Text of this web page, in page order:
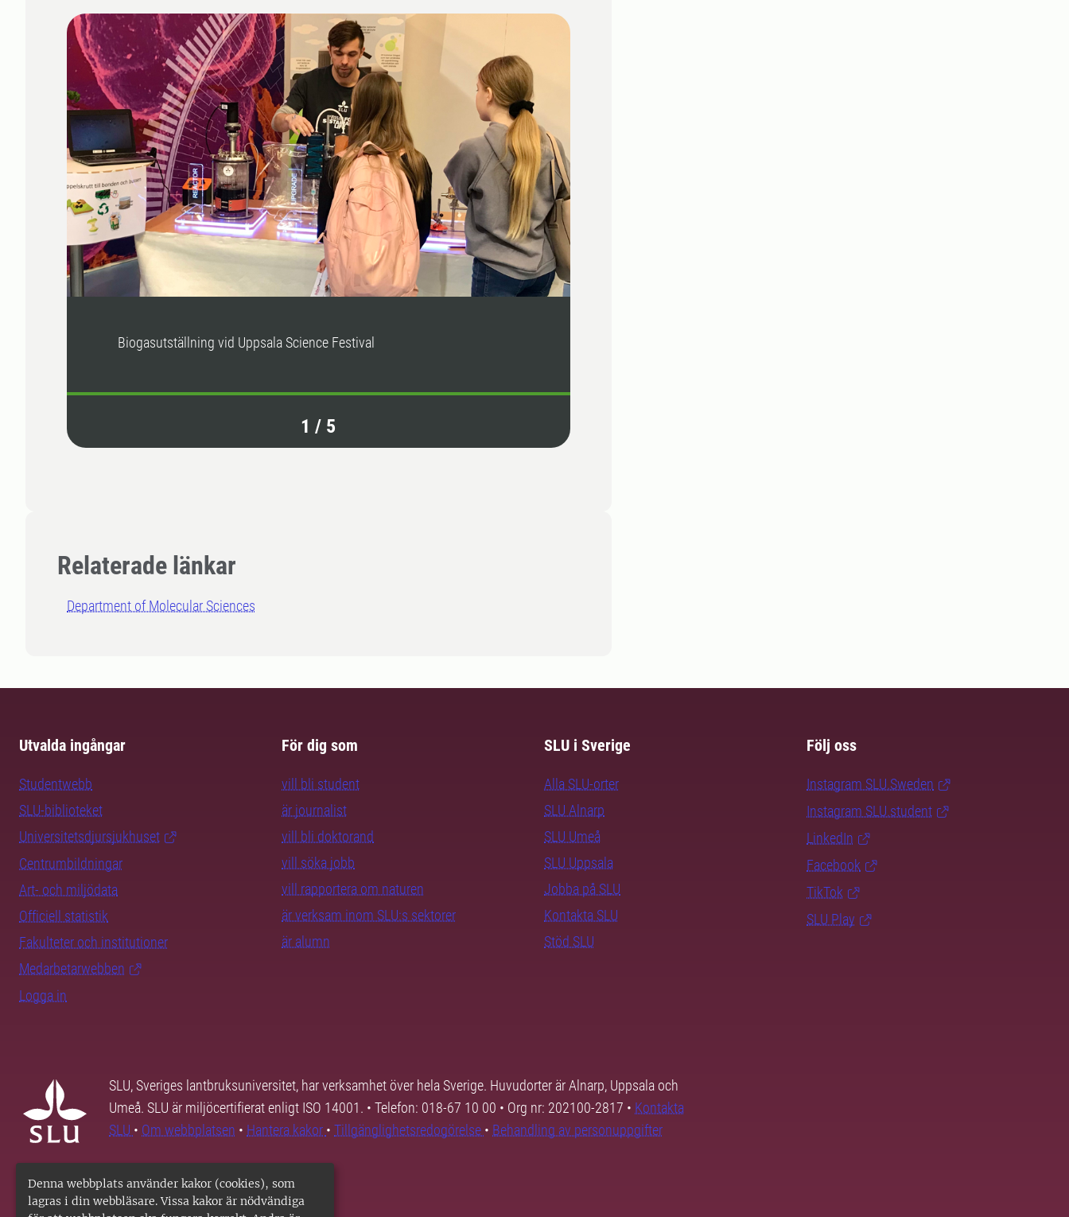
Denna webbplats använder kakor (cookies), som
lagras i din webbläsare. Vissa kakor är nödvändiga
Biogasutställning vid Uppsala Science Festival
1 / 5
Relaterade länkar
Department of Molecular Sciences
Utvalda ingångar
Studentwebb
SLU-biblioteket
Universitetsdjursjukhuset
Centrumbildningar
Art- och miljödata
Officiell statistik
Fakulteter och institutioner
Medarbetarwebben
Logga in
För dig som
vill bli student
är journalist
vill bli doktorand
vill söka jobb
vill rapportera om naturen
är verksam inom SLU:s sektorer
är alumn
SLU i Sverige
Alla SLU-orter
SLU Alnarp
SLU Umeå
SLU Uppsala
Jobba på SLU
Kontakta SLU
Stöd SLU
Följ oss
Instagram SLU.Sweden
Instagram SLU.student
LinkedIn
Facebook
TikTok
SLU Play
SLU, Sveriges lantbruksuniversitet, har verksamhet över hela Sverige. Huvudorter är Alnarp, Uppsala och
Umeå. SLU är miljöcertifierat enligt ISO 14001. • Telefon: 018-67 10 00 • Org nr: 202100-2817 • Kontakta
SLU • Om webbplatsen • Hantera kakor • Tillgänglighetsredogörelse • Behandling av personuppgifter